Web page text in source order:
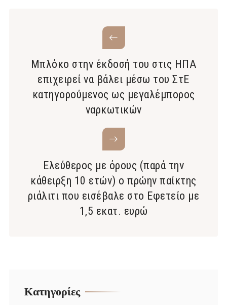
Μπλόκο στην έκδοσή του στις ΗΠΑ
επιχειρεί να βάλει μέσω του ΣτΕ
κατηγορούμενος ως μεγαλέμπορος
ναρκωτικών
Ελεύθερος με όρους (παρά την
κάθειρξη 10 ετών) ο πρώην παίκτης
ριάλιτι που εισέβαλε στο Εφετείο με
1,5 εκατ. ευρώ
Kατηγορίες